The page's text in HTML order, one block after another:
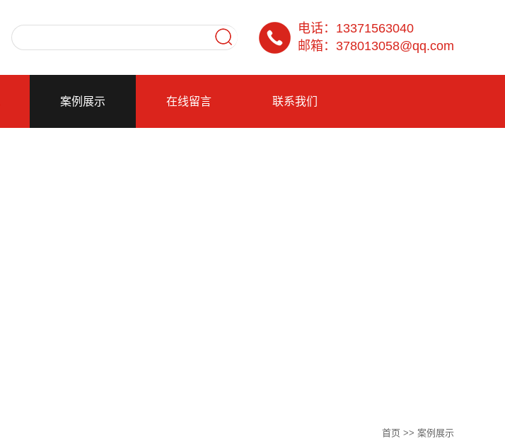
电话：13371563040
邮箱：378013058@qq.com
案例展示 在线留言 联系我们
首页 >> 案例展示